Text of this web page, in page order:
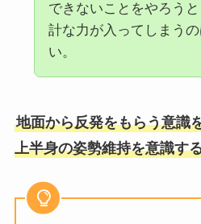
できないことをやろう
計な力が入ってしまう
い。
地面から反発をもらう意識
上半身の姿勢維持を意識す